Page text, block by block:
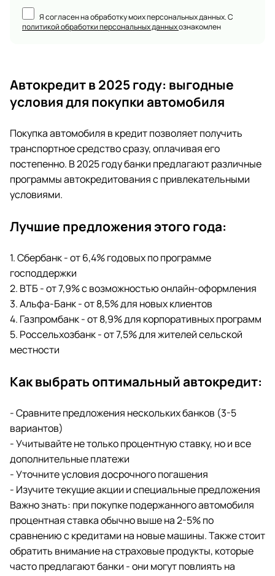
Я согласен на обработку моих персональных данных. С
политикой обработки персональных данныхознакомлен
Автокредит в 2025 году: выгодные
условия для покупки автомобиля
Покупка автомобиля в кредит позволяет получить
транспортное средство сразу, оплачивая его
постепенно. В 2025 году банки предлагают различные
программы автокредитования с привлекательными
условиями.
Лучшие предложения этого года:
1. Сбербанк - от 6,4% годовых по программе
господдержки
2. ВТБ - от 7,9% с возможностью онлайн-оформления
3. Альфа-Банк - от 8,5% для новых клиентов
4. Газпромбанк - от 8,9% для корпоративных программ
5. Россельхозбанк - от 7,5% для жителей сельской
местности
Как выбрать оптимальный автокредит:
- Сравните предложения нескольких банков (3-5
вариантов)
- Учитывайте не только процентную ставку, но и все
дополнительные платежи
- Уточните условия досрочного погашения
- Изучите текущие акции и специальные предложения
Важно знать: при покупке подержанного автомобиля
процентная ставка обычно выше на 2-5% по
сравнению с кредитами на новые машины. Также стоит
обратить внимание на страховые продукты, которые
часто предлагают банки - они могут повлиять на